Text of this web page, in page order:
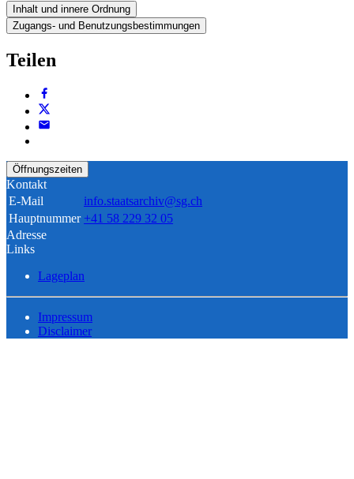
Inhalt und innere Ordnung
Zugangs- und Benutzungsbestimmungen
Teilen
Öffnungszeiten
Kontakt
E-Mail
info.staatsarchiv@sg.ch
Hauptnummer +41 58 229 32 05
Adresse
Links
Lageplan
Impressum
Disclaimer